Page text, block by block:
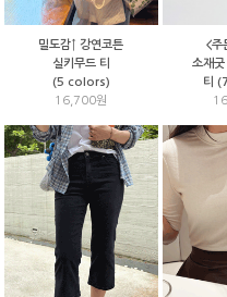
밀도감↑ 강연코튼
실키무드 티
(5 colors)
16,700원
<주
소재
티